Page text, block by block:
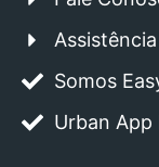
Somos
Urban App